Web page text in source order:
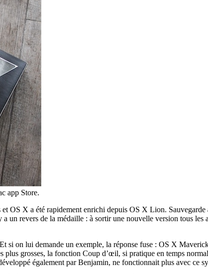
app Store.
OS X a été rapidement enrichi depuis OS X Lion.
un revers de la médaille : à sortir une nouvelle version tous
si on lui demande un exemple, la réponse fuse : OS X
grosses, la fonction Coup d’œil, si pratique en temps
également par Benjamin, ne fonctionnait plus avec ce